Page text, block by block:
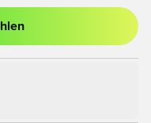
Registrieren als